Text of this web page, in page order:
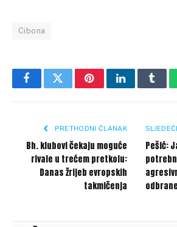
Cibona
FacebookTwitterPinterestLinkedIn
PRETHODNI ČLANAK
Bh. klubovi čekaju moguće
rivale u trećem pretkolu:
Danas žrijeb evropskih
takmičenja
Pešić:
odbrane